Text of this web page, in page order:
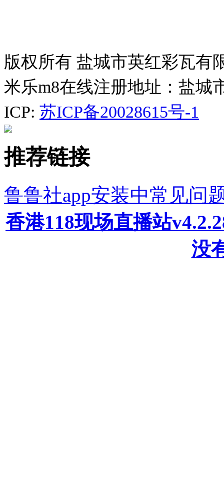
版权所有 盐城市英红彩瓦有
米乐m8在线注册地址：盐城
ICP: 苏ICP备20028615号-1
推荐链接
鲁鲁社app安装中常见问
香港118现场直播站
没